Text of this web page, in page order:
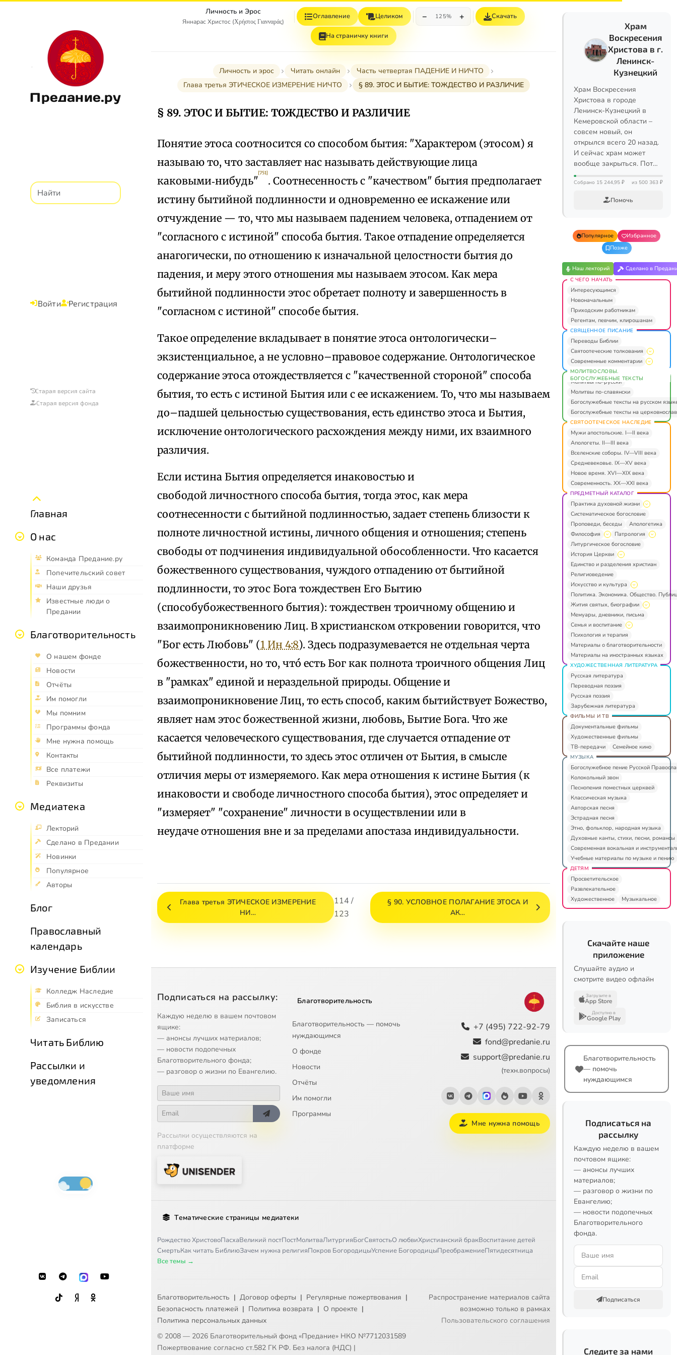
Предание.ру
Войти Регистрация
Старая версия сайта
Старая версия фонда
Главная
О нас
Команда Предание.ру
Попечительский совет
Наши друзья
Известные люди о
Предании
Благотворительность
О нашем фонде
Новости
Отчёты
Им помогли
Мы помним
Программы фонда
Мне нужна помощь
Контакты
Все платежи
Реквизиты
Медиатека
Лекторий
Сделано в Предании
Новинки
Популярное
Авторы
Блог
Православный
календарь
Изучение Библии
Колледж Наследие
Библия в искусстве
Записаться
Читать Библию
Рассылки и
уведомления
Личность и Эрос
Яннарас Христос (Χρήστος Γιανναράς)
Оглавление Целиком − 125% + Скачать
На страничку книги
Личность и эрос Читать онлайн
Часть четвертая ПАДЕНИЕ И НИЧТО
Глава третья ЭТИЧЕСКОЕ ИЗМЕРЕНИЕ НИЧТО
§ 89. ЭТОС И БЫТИЕ: ТОЖДЕСТВО И РАЗЛИЧИЕ
§ 89. ЭТОС И БЫТИЕ: ТОЖДЕСТВО И РАЗЛИЧИЕ
Понятие этоса соотносится со способом бытия: "Характером (этосом) я
называю то, что заставляет нас называть действующие лица
каковыми‑нибудь"
[751]
. Соотнесенность с "качеством" бытия предполагает
истину бытийной подлинности и одновременно ее искажение или
отчуждение — то, что мы называем падением человека, отпадением от
"согласного с истиной" способа бытия. Такое отпадение определяется
анагогически, по отношению к изначальной целостности бытия до
падения, и меру этого отношения мы называем этосом. Как мера
бытийной подлинности этос обретает полноту и завершенность в
"согласном с истиной" способе бытия.
Такое определение вкладывает в понятие этоса онтологически–
экзистенциальное, а не условно–правовое содержание. Онтологическое
содержание этоса отождествляется с "качественной стороной" способа
бытия, то есть с истиной Бытия или с ее искажением. То, что мы называем
до–падшей цельностью существования, есть единство этоса и Бытия,
исключение онтологического расхождения между ними, их взаимного
различия.
Если истина Бытия определяется инаковостью и
свободой личностного способа бытия, тогда этос, как мера
соотнесенности с бытийной подлинностью, задает степень близости к
полноте личностной истины, личного общения и отношения; степень
свободы от подчинения индивидуальной обособленности. Что касается
божественного существования, чуждого отпадению от бытийной
подлинности, то этос Бога тождествен Его Бытию
(способубожественного бытия): тождествен троичному общению и
взаимопроникновению Лиц. В христианском откровении говорится, что
"Бог есть Любовь" (1 Ин 4:8). Здесь подразумевается не отдельная черта
божественности, но то, чтó есть Бог как полнота троичного общения Лиц
в "рамках" единой и нераздельной природы. Общение и
взаимопроникновение Лиц, то есть способ, каким бытийствует Божество,
являет нам этос божественной жизни, любовь, Бытие Бога. Что же
касается человеческого существования, где случается отпадение от
бытийной подлинности, то здесь этос отличен от Бытия, в смысле
отличия меры от измеряемого. Как мера отношения к истине Бытия (к
инаковости и свободе личностного способа бытия), этос определяет и
"измеряет" "сохранение" личности в осуществлении или в
неудаче отношения вне и за пределами апостаза индивидуальности.
Глава третья ЭТИЧЕСКОЕ ИЗМЕРЕНИЕ
НИ…
114 /
123
§ 90. УСЛОВНОЕ ПОЛАГАНИЕ ЭТОСА И
АК…
Подписаться на рассылку:
Каждую неделю в вашем почтовом
ящике:
— анонсы лучших материалов;
— новости подопечных
Благотворительного фонда;
— разговор о жизни по Евангелию.
Рассылки осуществляются на
платформе
Благотворительность
Благотворительность — помочь
нуждающимся
О фонде
Новости
Отчёты
Им помогли
Программы
+7 (495) 722-92-79
fond@predanie.ru
support@predanie.ru
(техн.вопросы)
Мне нужна помощь
Тематические страницы медиатеки
Рождество ХристовоПасхаВеликий постПостМолитваЛитургияБогСвятостьО любвиХристианский бракВоспитание детей
СмертьКак читать БиблиюЗачем нужна религияПокров БогородицыУспение БогородицыПреображениеПятидесятница
Все темы →
Благотворительность | Договор оферты | Регулярные пожертвования |
Безопасность платежей | Политика возврата | О проекте |
Политика персональных данных
© 2008 — 2026 Благотворительный фонд «Предание» НКО №7712031589
Пожертвование согласно ст.582 ГК РФ. Без налога (НДС) |
Распространение материалов сайта
возможно только в рамках
Пользовательского соглашения
Храм
Воскресения
Христова в г.
Ленинск-
Кузнецкий
Храм Воскресения
Христова в городе
Ленинск-Кузнецкий в
Кемеровской области –
совсем новый, он
открылся всего 20 назад.
И сейчас храм может
вообще закрыться. Пот…
Собрано 15 244,95 ₽ из 500 363 ₽
Помочь
Популярное
Избранное
Позже
Наш лекторий Сделано в
С ЧЕГО НАЧАТЬ
Интересующимся
Новоначальным
Приходским работникам
Регентам, певчим, клирошанам
СВЯЩЕННОЕ ПИСАНИЕ
Переводы Библии
Святоотеческие толкования
Современные комментарии
МОЛИТВОСЛОВЫ.
БОГОСЛУЖЕБНЫЕ ТЕКСТЫ
Молитвы по-русски
Молитвы по-славянски
Богослужебные тексты на русском
Богослужебные тексты на
СВЯТООТЕЧЕСКОЕ НАСЛЕДИЕ
Мужи апостольские. I—II века
Апологеты. II—III века
Вселенские соборы. IV—VIII века
Средневековье. IX—XV века
Новое время. XVI—XIX века
Современность. XX—XXI века
ПРЕДМЕТНЫЙ КАТАЛОГ
Практика духовной жизни
Систематическое богословие
Проповеди, беседы
Апологетика
Философия
Патрология
Литургическое богословие
История Церкви
Единство и разделения христиан
Религиоведение
Искусство и культура
Политика. Экономика. Общество.
Жития святых, биографии
Мемуары, дневники, письма
Семья и воспитание
Психология и терапия
Материалы о благотворительности
Материалы на иностранных языках
ХУДОЖЕСТВЕННАЯ ЛИТЕРАТУРА
Русская литература
Переводная поэзия
Русская поэзия
Зарубежная литература
ФИЛЬМЫ И ТВ
Документальные фильмы
Художественные фильмы
ТВ-передачи
Семейное кино
МУЗЫКА
Богослужебное пение Русской
Колокольный звон
Песнопения поместных церквей
Классическая музыка
Авторская песня
Эстрадная песня
Этно, фольклор, народная музыка
Духовные канты, стихи, песни, романсы
Современная вокальная и
Учебные материалы по музыке и пению
ДЕТЯМ
Просветительское
Развлекательное
Художественное
Музыкальное
Скачайте наше
приложение
Слушайте аудио и
смотрите видео офлайн
Загрузите в
App Store
Доступно в
Google Play
Благотворительность
— помочь
нуждающимся
Подписаться на
рассылку
Каждую неделю в вашем
почтовом ящике:
— анонсы лучших
материалов;
— разговор о жизни по
Евангелию;
— новости подопечных
Благотворительного
фонда.
Подписаться
Следите за нами